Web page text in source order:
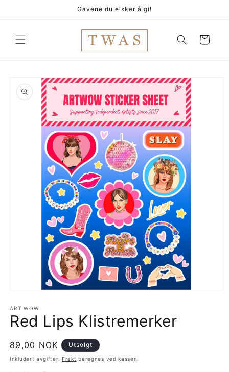
Gavene du elsker å gi!
Handlekurv
1
i
modal
ART WOW
Red Lips Klistremerker
Vanlig
pris
89,00 NOK Utsolgt
Inkludert avgifter. Frakt beregnes ved kassen.